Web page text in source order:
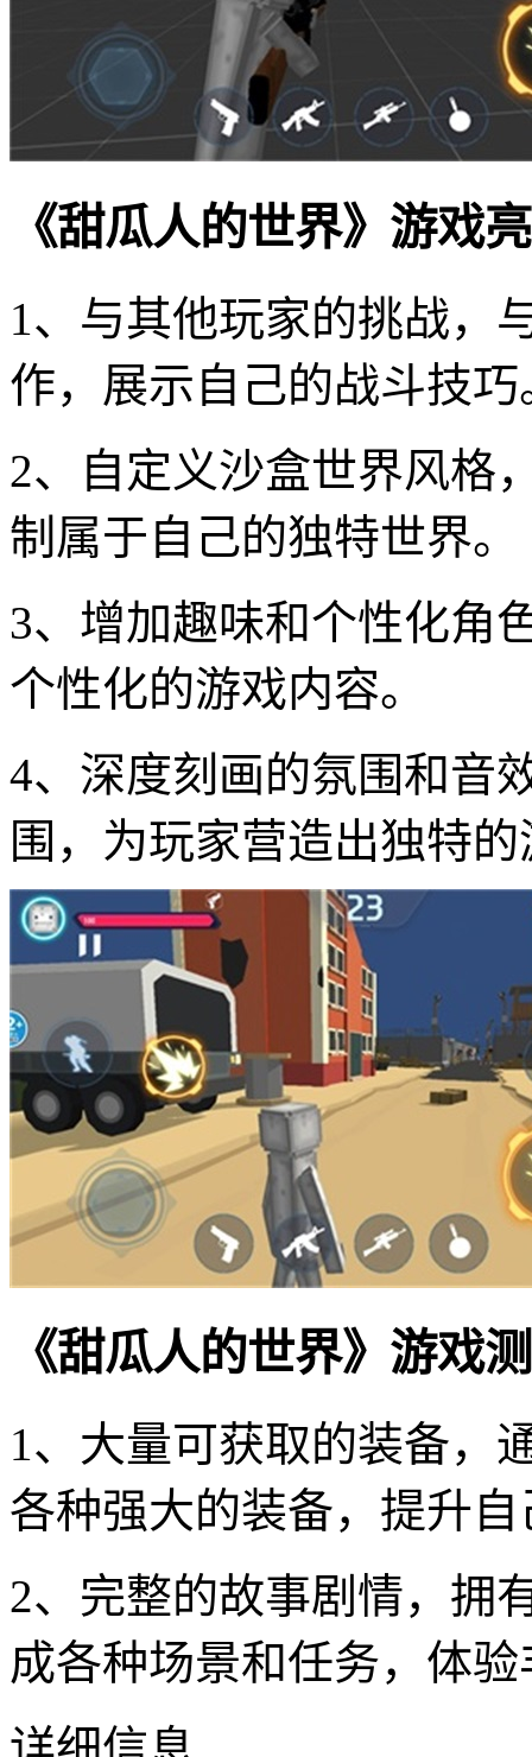
《甜瓜人的世界》游戏
1、与其他玩家的挑战，
作，展示自己的战斗技巧
2、自定义沙盒世界风格
制属于自己的独特世界。
3、增加趣味和个性化角
个性化的游戏内容。
4、深度刻画的氛围和音
围，为玩家营造出独特
《甜瓜人的世界》游戏
1、大量可获取的装备，
各种强大的装备，提升
2、完整的故事剧情，拥
成各种场景和任务，体